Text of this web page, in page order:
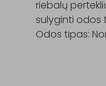
riebalų
sulyginti odos
Odos tipas: